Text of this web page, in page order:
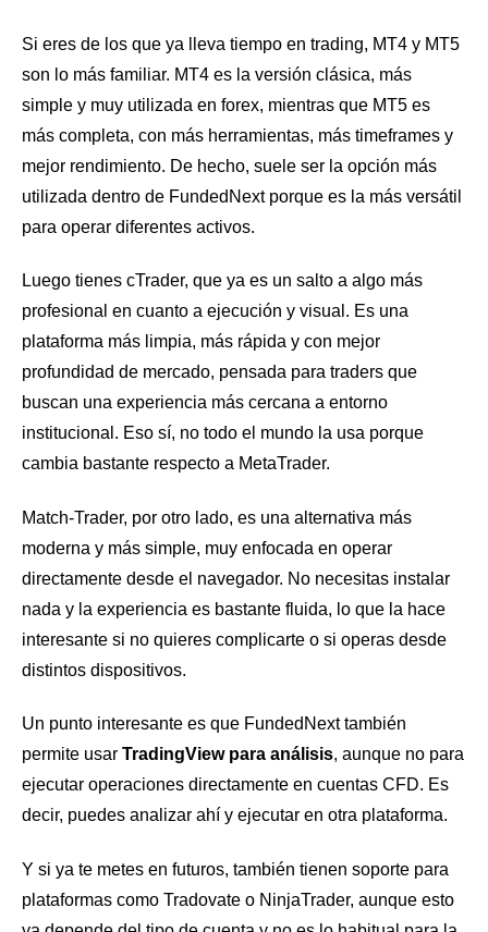
Si eres de los que ya lleva tiempo en trading, MT4 y MT5
son lo más familiar. MT4 es la versión clásica, más
simple y muy utilizada en forex, mientras que MT5 es
más completa, con más herramientas, más timeframes y
mejor rendimiento. De hecho, suele ser la opción más
utilizada dentro de FundedNext porque es la más versátil
para operar diferentes activos.
Luego tienes cTrader, que ya es un salto a algo más
profesional en cuanto a ejecución y visual. Es una
plataforma más limpia, más rápida y con mejor
profundidad de mercado, pensada para traders que
buscan una experiencia más cercana a entorno
institucional. Eso sí, no todo el mundo la usa porque
cambia bastante respecto a MetaTrader.
Match-Trader, por otro lado, es una alternativa más
moderna y más simple, muy enfocada en operar
directamente desde el navegador. No necesitas instalar
nada y la experiencia es bastante fluida, lo que la hace
interesante si no quieres complicarte o si operas desde
distintos dispositivos.
Un punto interesante es que FundedNext también
permite usar TradingView para análisis, aunque no para
ejecutar operaciones directamente en cuentas CFD. Es
decir, puedes analizar ahí y ejecutar en otra plataforma.
Y si ya te metes en futuros, también tienen soporte para
plataformas como Tradovate o NinjaTrader, aunque esto